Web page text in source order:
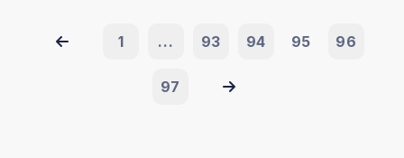
1 ... 93 94 95 96
97